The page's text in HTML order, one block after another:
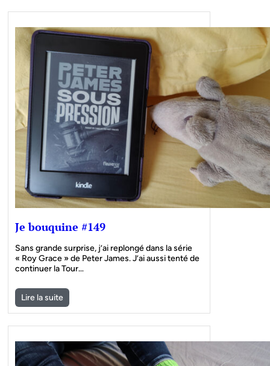
Je bouquine #149
Sans grande surprise, j’ai replongé dans la série
« Roy Grace » de Peter James. J’ai aussi tenté de
continuer la Tour…
Lire la suite